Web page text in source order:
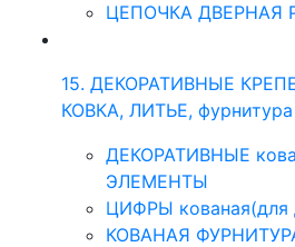
ЦЕПОЧКА ДВЕРНАЯ
15. ДЕКОРАТИВНЫЕ
КОВКА, ЛИТЬЕ, фурнитура
ДЕКОРАТИВНЫЕ
ЭЛЕМЕНТЫ
ЦИФРЫ кованая(для
КОВАНАЯ